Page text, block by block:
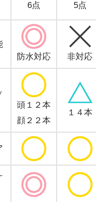
6点 5点
防水対応
非対応
頭１２本
顔２２本
１４本